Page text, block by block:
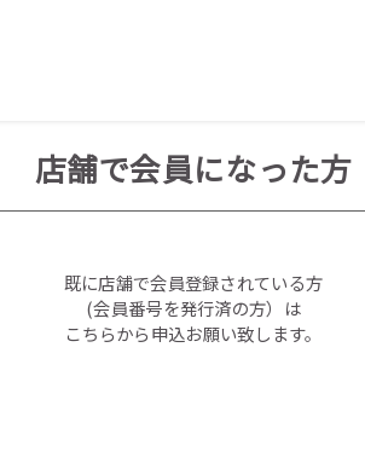
店舗で会員になった方
既に店舗で会員登録されている方
(会員番号を発行済の方）は
こちらから申込お願い致します。